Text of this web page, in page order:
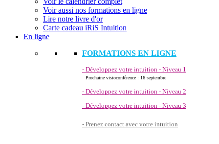
Voir aussi nos formations en ligne
Lire notre livre d'or
Carte cadeau iRiS Intuition
En ligne
FORMATIONS EN LIGNE
- Développez votre intuition - Niveau 1
Prochaine visioconférence : 16 septembre
- Développez votre intuition - Niveau 2
- Développez votre intuition - Niveau 3
- Prenez contact avec votre intuition